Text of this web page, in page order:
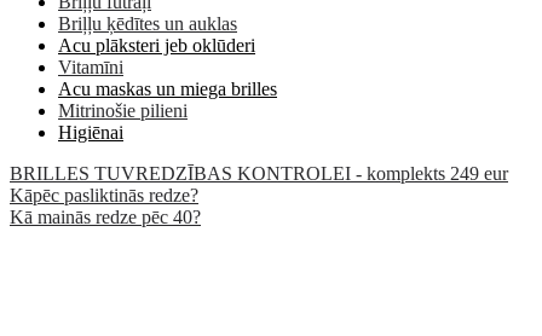
Briļļu ķēdītes un auklas
Acu plāksteri jeb oklūderi
Vitamīni
Acu maskas un miega brilles
Mitrinošie pilieni
Higiēnai
BRILLES TUVREDZĪBAS KONTROLEI - komplekts 249 eur
Kāpēc pasliktinās redze?
Kā mainās redze pēc 40?